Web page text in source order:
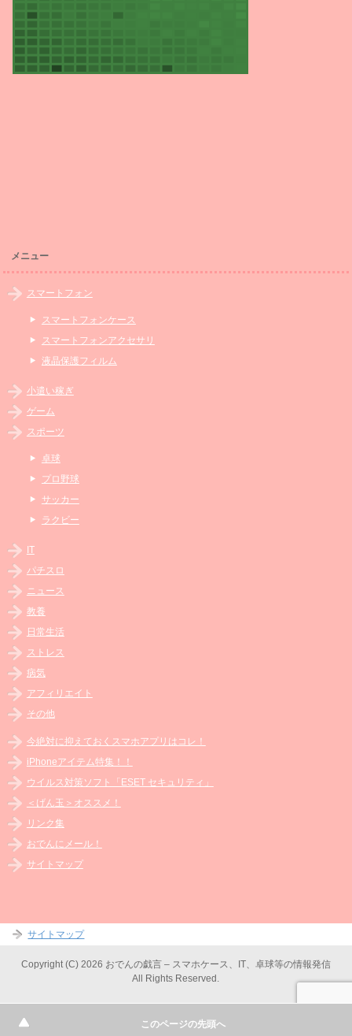
メニュー
スマートフォン
スマートフォンケース
スマートフォンアクセサリ
液晶保護フィルム
小遣い稼ぎ
ゲーム
スポーツ
卓球
プロ野球
サッカー
ラクビー
IT
パチスロ
ニュース
教養
日常生活
ストレス
病気
アフィリエイト
その他
今絶対に抑えておくスマホアプリはコレ！
iPhoneアイテム特集！！
ウイルス対策ソフト「ESET セキュリティ」
＜げん玉＞オススメ！
リンク集
おでんにメール！
サイトマップ
サイトマップ
Copyright (C) 2026 おでんの戯言 – スマホケース、IT、卓球等の情報発信
All Rights Reserved.
このページの先頭へ